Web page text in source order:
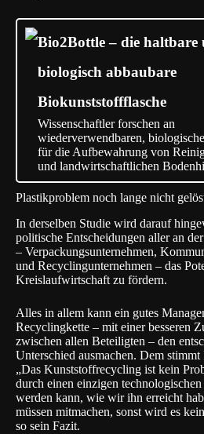
Bio2Bottle – die haltbare
biologisch abbaubare
Biokunststoffflasche
Wissenschaftler forschen an
wiederverwendbaren,
für die Aufbewahrung von
und landwirtschaftlichen
Plastikproblem noch lange nicht
In derselben Studie wird darauf
politische Entscheidungen aller an
– Verpackungsunternehmen,
und Recyclingunternehmen – das
Kreislaufwirtschaft zu fördern.
Alles in allem kann ein gutes
Recyclingkette – mit einer besseren
zwischen allen Beteiligten – den
Unterschied ausmachen. Dem stimmt
„Das Kunststoffrecycling ist kein
durch einen einzigen
werden kann, wie wir ihn erreicht
müssen mitmachen, sonst wird es
so sein Fazit.